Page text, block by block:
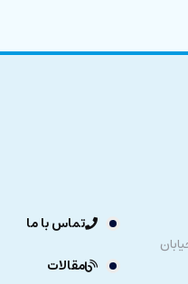
تماس با ما
مقالات